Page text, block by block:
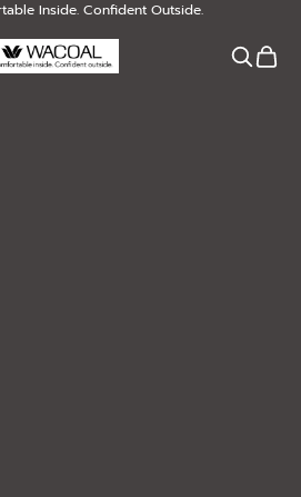
Inside. Confident Outside.
Wacoal Public Company Limited
Search
Cart